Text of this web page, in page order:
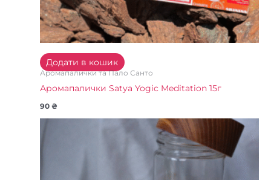
Додати в кошик
Аромапалички та Пало Санто
Аромапалички Satya Yogic Meditation 15г
90₴